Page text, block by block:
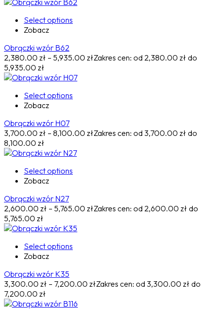
Select options
Zobacz
Obrączki wzór B62
2,380.00 zł – 5,935.00 złZakres cen: od 2,380.00 zł do
5,935.00 zł
Select options
Zobacz
Obrączki wzór H07
3,700.00 zł – 8,100.00 złZakres cen: od 3,700.00 zł do
8,100.00 zł
Select options
Zobacz
Obrączki wzór N27
2,600.00 zł – 5,765.00 złZakres cen: od 2,600.00 zł do
5,765.00 zł
Select options
Zobacz
Obrączki wzór K35
3,300.00 zł – 7,200.00 złZakres cen: od 3,300.00 zł do
7,200.00 zł